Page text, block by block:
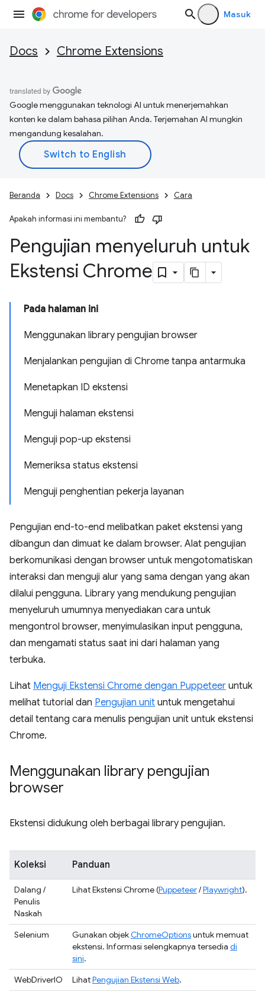
Masuk
Docs Chrome Extensions
Google menggunakan teknologi AI untuk menerjemahkan
konten ke dalam bahasa pilihan Anda. Terjemahan AI mungkin
mengandung kesalahan.
Beranda Docs Chrome Extensions Cara
Apakah informasi ini membantu?
Pengujian menyeluruh untuk
Ekstensi Chrome
Pada halaman ini
Menggunakan library pengujian browser
Menjalankan pengujian di Chrome tanpa antarmuka
Menetapkan ID ekstensi
Menguji halaman ekstensi
Menguji pop-up ekstensi
Memeriksa status ekstensi
Menguji penghentian pekerja layanan
Pengujian end-to-end melibatkan paket ekstensi yang
dibangun dan dimuat ke dalam browser. Alat pengujian
berkomunikasi dengan browser untuk mengotomatiskan
interaksi dan menguji alur yang sama dengan yang akan
dilalui pengguna. Library yang mendukung pengujian
menyeluruh umumnya menyediakan cara untuk
mengontrol browser, menyimulasikan input pengguna,
dan mengamati status saat ini dari halaman yang
terbuka.
Lihat Menguji Ekstensi Chrome dengan Puppeteer untuk
melihat tutorial dan Pengujian unit untuk mengetahui
detail tentang cara menulis pengujian unit untuk ekstensi
Chrome.
Menggunakan library pengujian
browser
Ekstensi didukung oleh berbagai library pengujian.
Koleksi Panduan
Dalang /
Penulis
Naskah
Lihat Ekstensi Chrome (Puppeteer/Playwright).
Selenium Gunakan objekChromeOptionsuntuk memuat
ekstensi. Informasi selengkapnya tersedia di
sini.
WebDriverIO
LihatPengujian Ekstensi Web.